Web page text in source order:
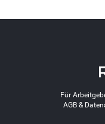
Für
AGB &